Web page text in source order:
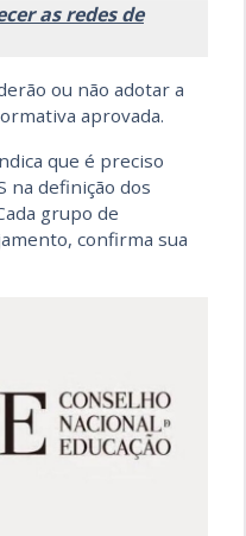
as redes de
ou não adotar a
aprovada.
que é preciso
na definição dos
grupo de
confirma sua